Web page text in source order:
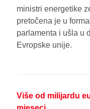
ministri energetike
pretočena je u
parlamenta i ušla u
Evropske unije.
Više od milijardu